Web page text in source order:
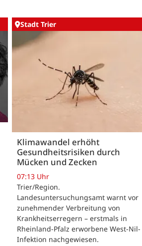
Stadt Trier
Klimawandel erhöht
Gesundheitsrisiken durch
Mücken und Zecken
07:13 Uhr
Trier/Region.
Landesuntersuchungsamt warnt vor
zunehmender Verbreitung von
Krankheitserregern – erstmals in
Rheinland-Pfalz erworbene West-Nil-
Infektion nachgewiesen.